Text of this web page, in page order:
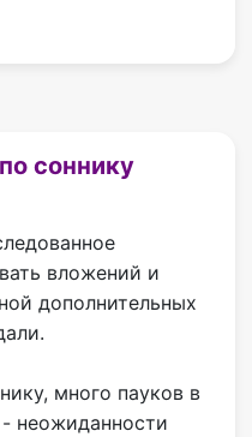
соннику
вложений и
дополнительных
много пауков в
- неожиданности